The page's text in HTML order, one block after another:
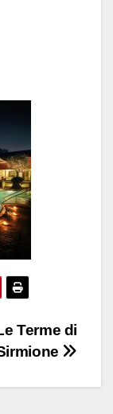
Terme di